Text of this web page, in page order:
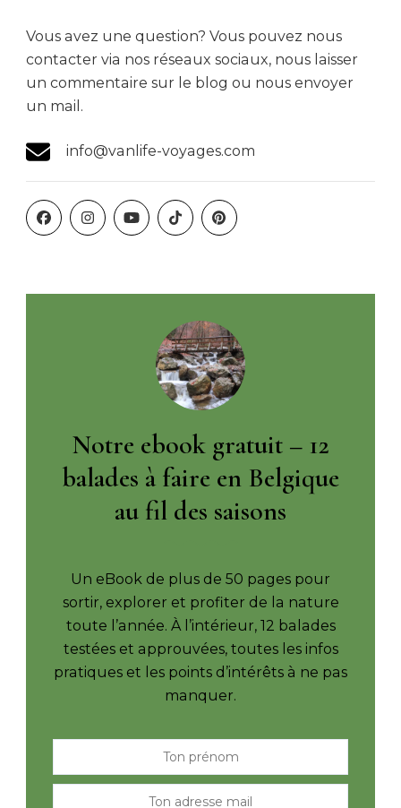
Vous avez une question? Vous pouvez nous
contacter via nos réseaux sociaux, nous laisser
un commentaire sur le blog ou nous envoyer
un mail.
info@vanlife-voyages.com
Notre ebook gratuit – 12
balades à faire en Belgique
au fil des saisons
Un eBook de plus de 50 pages pour
sortir, explorer et profiter de la nature
toute l’année. À l’intérieur, 12 balades
testées et approuvées, toutes les infos
pratiques et les points d’intérêts à ne pas
manquer.